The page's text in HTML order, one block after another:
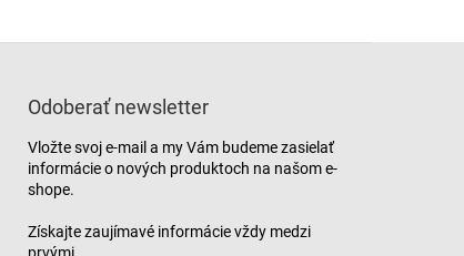
Odoberať newsletter
Vložte svoj e-mail a my Vám budeme zasielať
informácie o nových produktoch na našom e-
shope.